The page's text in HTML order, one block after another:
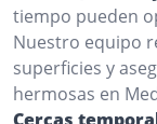
tiempo pueden
Nuestro equipo
superficies y
hermosas en